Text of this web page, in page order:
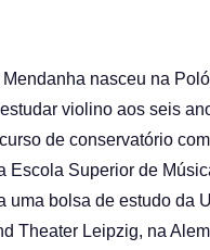
nasceu na
violino aos seis
de conservatório
Escola Superior de
uma bolsa de estudo da
Theater Leipzig, na